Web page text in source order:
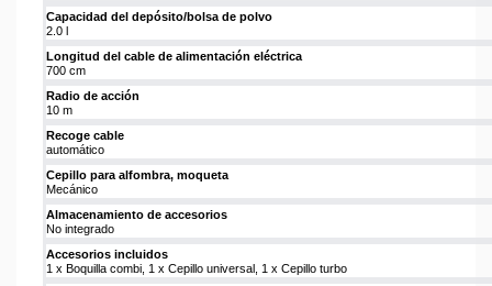
Capacidad del depósito/bolsa de polvo
2.0 l
Longitud del cable de alimentación eléctrica
700 cm
Radio de acción
10 m
Recoge cable
automático
Cepillo para alfombra, moqueta
Mecánico
Almacenamiento de accesorios
No integrado
Accesorios incluidos
1 x Boquilla combi, 1 x Cepillo universal, 1 x Cepillo turbo